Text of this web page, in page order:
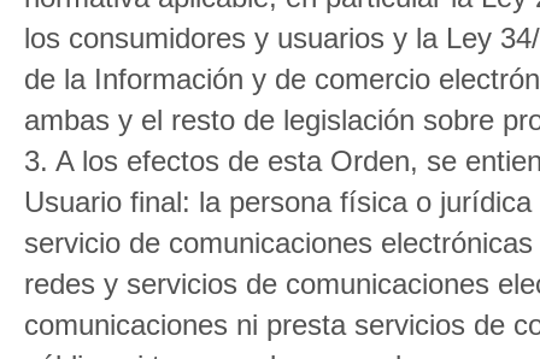
los consumidores y usuarios y la Ley
de la Información y de comercio
ambas y el resto de legislación sobre
3. A los efectos de esta Orden, se
Usuario final: la persona física o
servicio de comunicaciones
redes y servicios de comunicaciones
comunicaciones ni presta servicios de